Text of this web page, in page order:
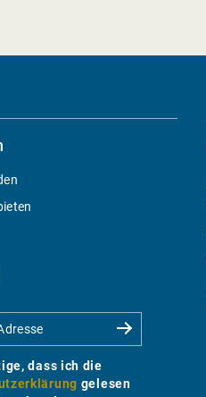
dass ich die
gelesen